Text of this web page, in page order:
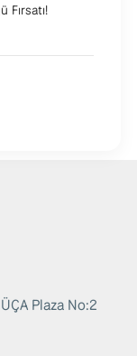
Fırsatı!
Plaza No:2